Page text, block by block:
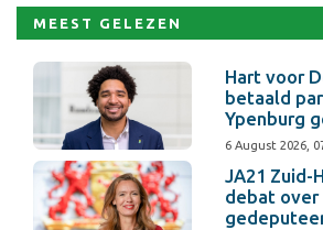
MEEST GELEZEN
Hart voor
betaald
Ypenburg
6 August 2026,
JA21 Zuid-
debat over